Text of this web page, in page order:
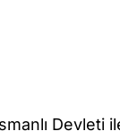
Devleti